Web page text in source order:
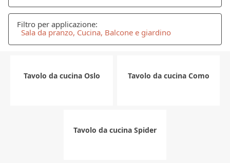
Filtro per applicazione:
Sala da pranzo, Cucina, Balcone e giardino
Tavolo da cucina Oslo Tavolo da cucina Como
Tavolo da cucina Spider